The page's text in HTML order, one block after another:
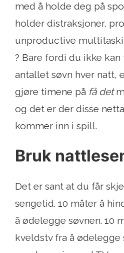
med å holde deg på
holder distraksjoner,
unproductive
? Bare fordi du ikke
antallet søvn hver natt,
gjøre timene på få det
og det er der disse
kommer inn i spill.
Bruk
Det er sant at du får
sengetid. 10 måter å
å ødelegge søvnen. 10
kveldstv fra å ødelegge